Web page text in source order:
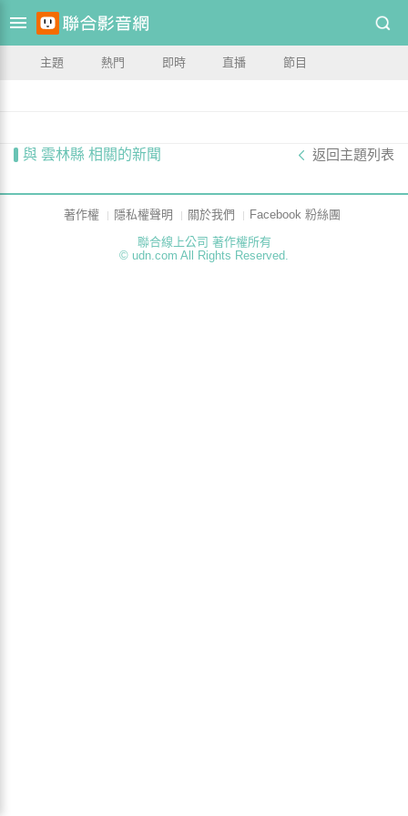
主題 熱門 即時 直播 節目
與 雲林縣 相關的新聞 返回主題列表
著作權 隱私權聲明 關於我們
Facebook 粉絲團
聯合線上公司 著作權所有
© udn.com All Rights Reserved.